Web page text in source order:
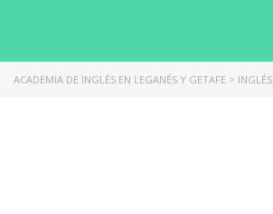
ACADEMIA DE INGLÉS EN LEGANÉS Y GETAFE > INGLÉS